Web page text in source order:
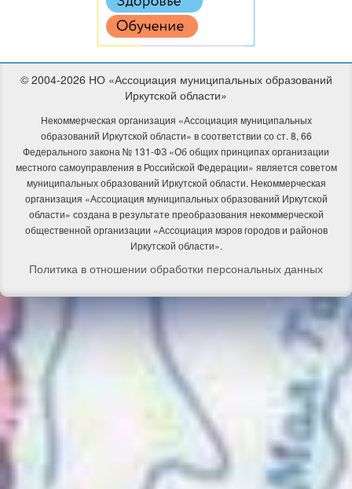
© 2004-2026 НО «Ассоциация муниципальных образований
Иркутской области»
Некоммерческая организация «Ассоциация муниципальных
образований Иркутской области» в соответствии со ст. 8, 66
Федерального закона № 131-ФЗ «Об общих принципах организации
местного самоуправления в Российской Федерации» является советом
муниципальных образований Иркутской области. Некоммерческая
организация «Ассоциация муниципальных образований Иркутской
области» создана в результате преобразования некоммерческой
общественной организации «Ассоциация мэров городов и районов
Иркутской области».
Политика в отношении обработки персональных данных